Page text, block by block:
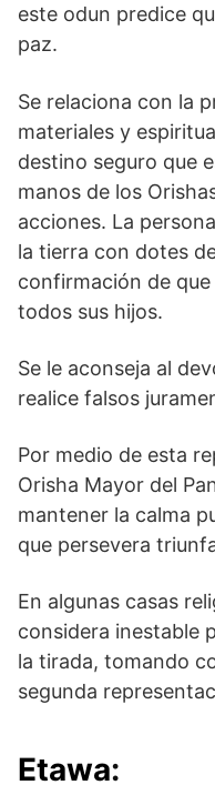
este odun predice
paz.
Se relaciona con la
materiales y
destino seguro que
manos de los
acciones. La
la tierra con dotes
confirmación de
todos sus hijos.
Se le aconseja al
realice falsos
Por medio de esta
Orisha Mayor del
mantener la calma
que persevera
En algunas casas
considera inestable
la tirada, tomando
segunda
Etawa: